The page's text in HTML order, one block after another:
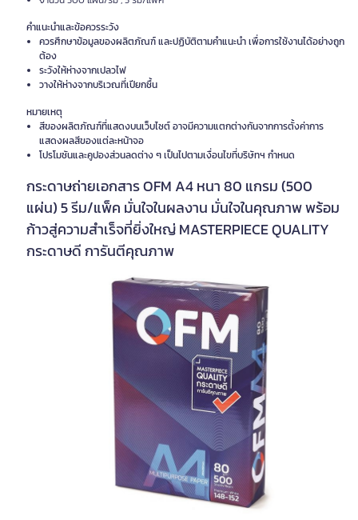
คำแนะนำและข้อควรระวัง
ควรศึกษาข้อมูลของผลิตภัณฑ์ และปฏิบัติตามคำแนะนำ เพื่อการใช้งานได้อย่างถูก
ต้อง
ระวังให้ห่างจากเปลวไฟ
วางให้ห่างจากบริเวณที่เปียกชื้น
หมายเหตุ
สีของผลิตภัณฑ์ที่แสดงบนเว็บไซต์ อาจมีความแตกต่างกันจากการตั้งค่าการ
แสดงผลสีของแต่ละหน้าจอ
โปรโมชันและคูปองส่วนลดต่าง ๆ เป็นไปตามเงื่อนไขที่บริษัทฯ กำหนด
กระดาษถ่ายเอกสาร OFM A4 หนา 80 แกรม (500
แผ่น) 5 รีม/แพ็ค มั่นใจในผลงาน มั่นใจในคุณภาพ พร้อม
ก้าวสู่ความสำเร็จที่ยิ่งใหญ่ MASTERPIECE QUALITY
กระดาษดี การันตีคุณภาพ